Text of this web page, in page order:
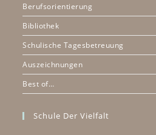
Berufsorientierung
Bibliothek
Schulische Tagesbetreuung
Auszeichnungen
Best of…
Schule Der Vielfalt